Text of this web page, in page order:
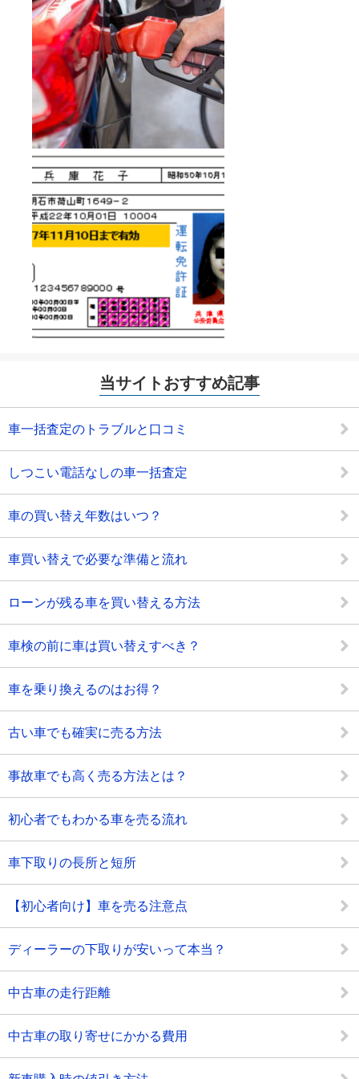
当サイトおすすめ記事
車一括査定のトラブルと口コミ
しつこい電話なしの車一括査定
車の買い替え年数はいつ？
車買い替えで必要な準備と流れ
ローンが残る車を買い替える方法
車検の前に車は買い替えすべき？
車を乗り換えるのはお得？
古い車でも確実に売る方法
事故車でも高く売る方法とは？
初心者でもわかる車を売る流れ
車下取りの長所と短所
【初心者向け】車を売る注意点
ディーラーの下取りが安いって本当？
中古車の走行距離
中古車の取り寄せにかかる費用